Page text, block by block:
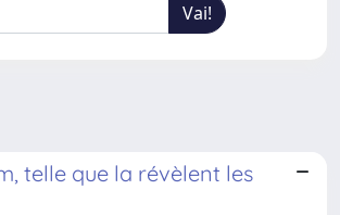
telle que la révèlent les